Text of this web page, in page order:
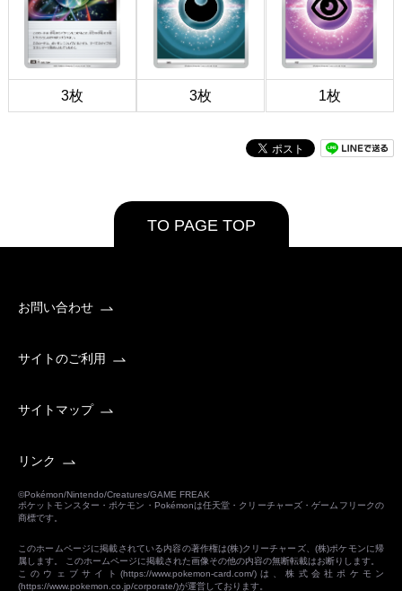
3枚 3枚 1枚
TO PAGE TOP
お問い合わせ
サイトのご利用
サイトマップ
リンク
©Pokémon/Nintendo/Creatures/GAME FREAK
ポケットモンスター・ポケモン・Pokémonは任天堂・クリーチャーズ・ゲームフリークの
商標です。
このホームページに掲載されている内容の著作権は(株)クリーチャーズ、(株)ポケモンに帰
属します。 このホームページに掲載された画像その他の内容の無断転載はお断りします。
このウェブサイト(https://www.pokemon-card.com/)は、株式会社ポケモン
(https://www.pokemon.co.jp/corporate/)が運営しております。